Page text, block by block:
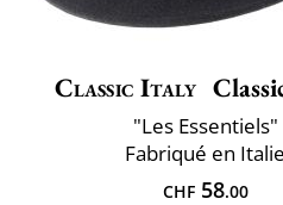
Classic Italy
"Les Essentiels"
Fabriqué en Italie
CHF58.00